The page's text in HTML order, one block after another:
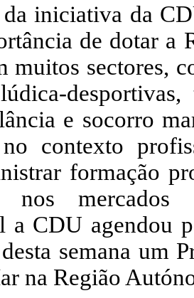
iniciativa da
de dotar a
muitos sectores,
e socorro
no contexto
formação
nos
a CDU agendou
semana um
na Região